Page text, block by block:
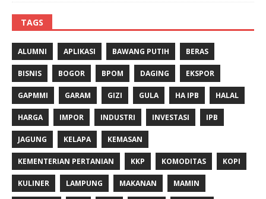
TAGS
ALUMNI APLIKASI BAWANG PUTIH BERAS
BISNIS BOGOR BPOM DAGING EKSPOR
GAPMMI GARAM GIZI GULA HA IPB HALAL
HARGA IMPOR INDUSTRI INVESTASI IPB
JAGUNG KELAPA KEMASAN
KEMENTERIAN PERTANIAN KKP KOMODITAS KOPI
KULINER LAMPUNG MAKANAN MAMIN